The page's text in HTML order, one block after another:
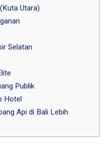
Utara)
Selatan
Publik
Hotel
Api di Bali Lebih